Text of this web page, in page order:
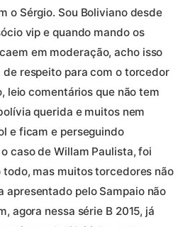
o Sérgio. Sou Boliviano desde
vip e quando mando os
em moderação, acho isso
respeito para com o torcedor
leio comentários que não tem
querida e muitos nem
e ficam e perseguindo
caso de Willam Paulista, foi
todo, mas muitos torcedores não
apresentado pelo Sampaio não
agora nessa série B 2015, já